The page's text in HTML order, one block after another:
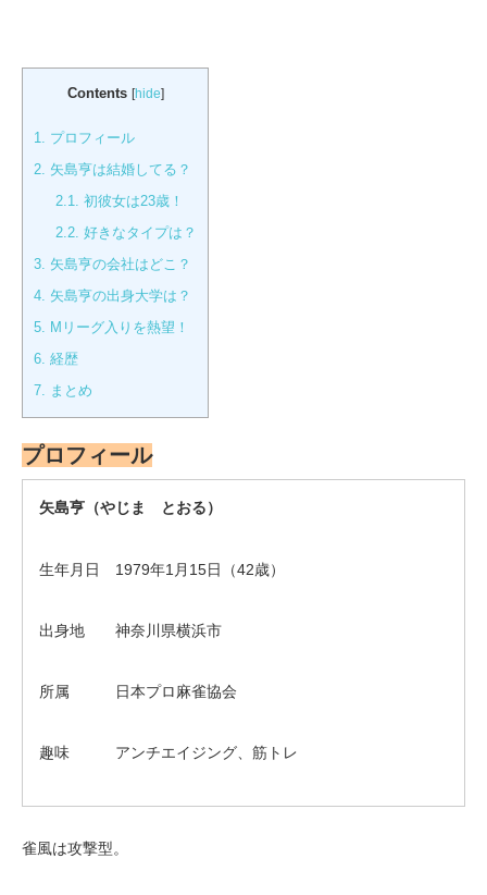
Contents [hide]
1. プロフィール
2. 矢島亨は結婚してる？
2.1. 初彼女は23歳！
2.2. 好きなタイプは？
3. 矢島亨の会社はどこ？
4. 矢島亨の出身大学は？
5. Mリーグ入りを熱望！
6. 経歴
7. まとめ
プロフィール
矢島亨（やじま とおる）
生年月日 1979年1月15日（42歳）
出身地 神奈川県横浜市
所属 日本プロ麻雀協会
趣味 アンチエイジング、筋トレ
雀風は攻撃型。